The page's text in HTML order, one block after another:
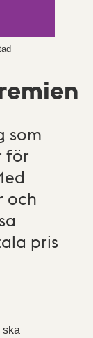
som
för
och
pris
ska